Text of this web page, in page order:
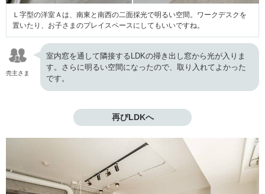
Ｌ字型の洋室Ａは、南東と南西の二面採光で明るい空間。ワークデスクを
置いたり、お子さまのプレイスペースにしてもいいですね。
売主さま
室内窓を通して隣接するLDKの掃き出し窓から光が入りま
す。さらに明るい空間になったので、取り入れてよかった
です。
再びLDKへ